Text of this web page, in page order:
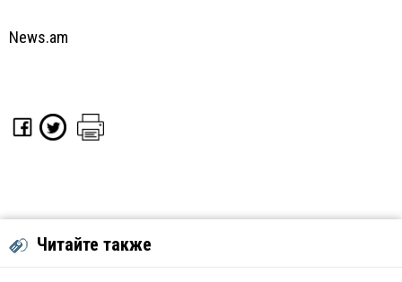
News.am
Читайте также